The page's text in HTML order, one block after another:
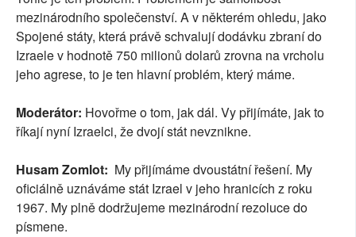
mezinárodního společenství. A v některém ohledu, jako
Spojené státy, která právě schvalují dodávku zbraní do
Izraele v hodnotě 750 milionů dolarů zrovna na vrcholu
jeho agrese, to je ten hlavní problém, který máme.
Moderátor: Hovořme o tom, jak dál. Vy přijímáte, jak to
říkají nyní Izraelci, že dvojí stát nevznikne.
Husam Zomlot: My přijímáme dvoustátní řešení. My
oficiálně uznáváme stát Izrael v jeho hranicích z roku
1967. My plně dodržujeme mezinárodní rezoluce do
písmene.